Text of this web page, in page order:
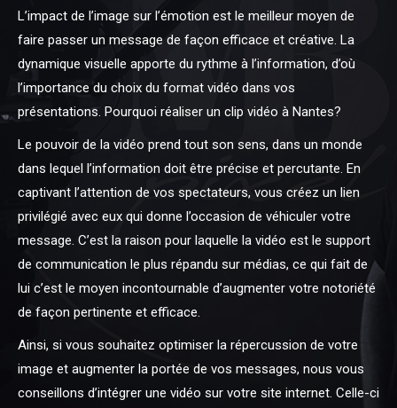
L’impact de l’image sur l’émotion est le meilleur moyen de
faire passer un message de façon efficace et créative. La
dynamique visuelle apporte du rythme à l’information, d’où
l’importance du choix du format vidéo dans vos
présentations. Pourquoi réaliser un clip vidéo à Nantes?
Le pouvoir de la vidéo prend tout son sens, dans un monde
dans lequel l’information doit être précise et percutante. En
captivant l’attention de vos spectateurs, vous créez un lien
privilégié avec eux qui donne l’occasion de véhiculer votre
message. C’est la raison pour laquelle la vidéo est le support
de communication le plus répandu sur médias, ce qui fait de
lui c’est le moyen incontournable d’augmenter votre notoriété
de façon pertinente et efficace.
Ainsi, si vous souhaitez optimiser la répercussion de votre
image et augmenter la portée de vos messages, nous vous
conseillons d’intégrer une vidéo sur votre site internet. Celle-ci